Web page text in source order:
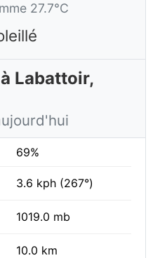
27.7°C
Labattoir,
69%
3.6 kph (267°)
1019.0 mb
10.0 km